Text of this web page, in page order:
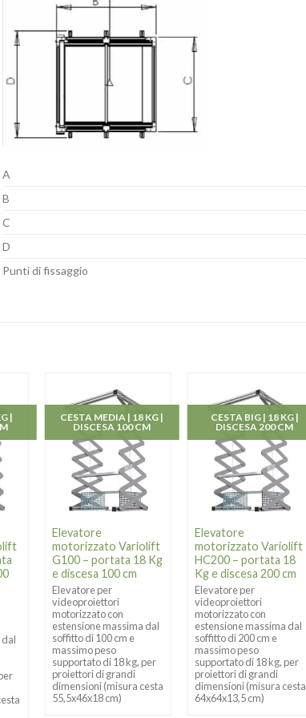
A
B
C
D
Punti di fissaggio
|
Elevatore
motorizzato Variolift
G100 – portata 18 Kg
e discesa 100 cm
Elevatore per
videoproiettori
motorizzato con
estensione massima dal
soffitto di 100 cm e
massimo peso
supportato di 18 kg, per
proiettori di grandi
dimensioni (misura cesta
55,5x46x18 cm)
CESTA MEDIA | 18 KG |
DISCESA 100 CM
Elevatore
motorizzato Variolift
HC200 – portata 18
Kg e discesa 200 cm
Elevatore per
videoproiettori
motorizzato con
estensione massima dal
soffitto di 200 cm e
massimo peso
supportato di 18 kg, per
proiettori di grandi
dimensioni (misura cesta
64x64x13,5 cm)
CESTA BIG | 18 KG |
DISCESA 200 CM